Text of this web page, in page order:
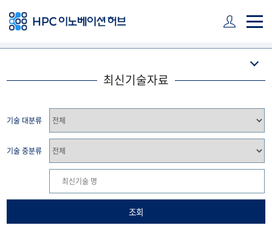
최신기술자료
기술 대분류
기술 중분류